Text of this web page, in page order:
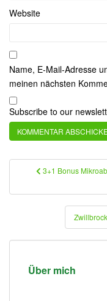
Website
Name, E-Mail-Adresse
meinen nächsten
Subscribe to our
3+1 Bonus
Über mich